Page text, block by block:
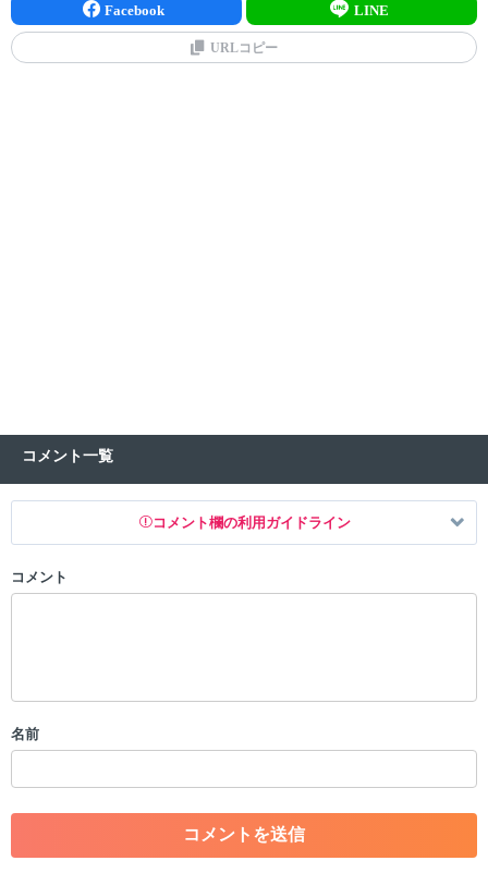
Facebook LINE
URLコピー
コメント一覧
コメント欄の利用ガイドライン
以下の書き込みを禁止とし、場合によってはコメント削除や書き込み制
・一度削除された投稿を再び投稿すること
・アカウントの売買など金銭が絡む内容の投稿
・各ゲームのネタバレを含む内容の投稿
・その他、管理者が不適切と判断した投稿
コメント
名前